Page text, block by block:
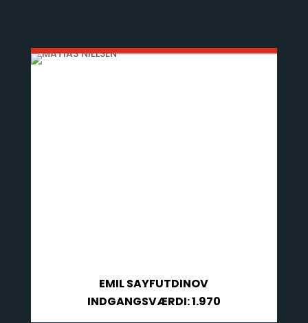
EMIL SAYFUTDINOV
INDGANGSVÆRDI: 1.970